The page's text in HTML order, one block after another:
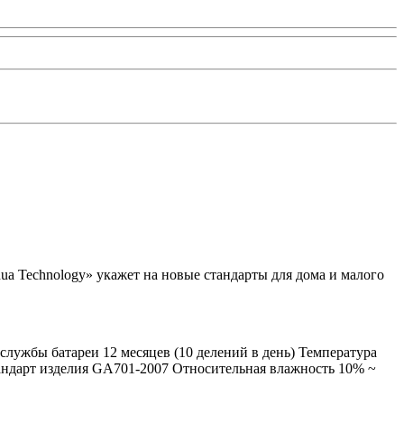
Technology» укажет на новые стандарты для дома и малого
батареи 12 месяцев (10 делений в день) Температура
изделия GA701-2007 Относительная влажность 10% ~